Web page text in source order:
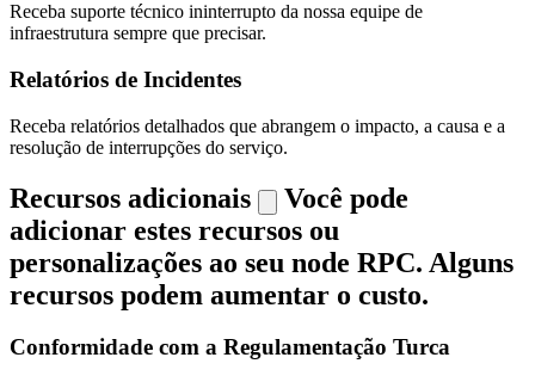
Receba suporte técnico ininterrupto da nossa equipe de
infraestrutura sempre que precisar.
Relatórios de Incidentes
Receba relatórios detalhados que abrangem o impacto, a causa e a
resolução de interrupções do serviço.
Recursos adicionais
Você pode
adicionar estes recursos ou
personalizações ao seu node RPC. Alguns
recursos podem aumentar o custo.
Conformidade com a Regulamentação Turca